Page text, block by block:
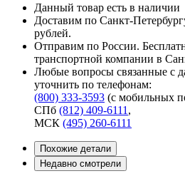
Данный товар есть в наличии
Доставим по Санкт-
рублей.
Отправим по России.
транспортной компании в
Любые вопросы связанные с
уточнить по телефонам:
(800) 333-3593 (с мобильных
СПб (812) 409-6111 ,
МСК (495) 260-6111
Похожие детали
Недавно смотрели